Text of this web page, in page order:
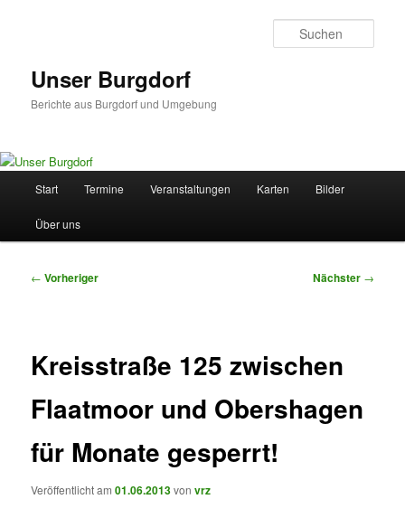
Unser Burgdorf
Berichte aus Burgdorf und Umgebung
Start Termine Veranstaltungen Karten Bilder
Über uns
Beitragsnavigation
← Vorheriger Nächster →
Kreisstraße 125 zwischen
Flaatmoor und Obershagen
für Monate gesperrt!
Veröffentlicht am01.06.2013vonvrz